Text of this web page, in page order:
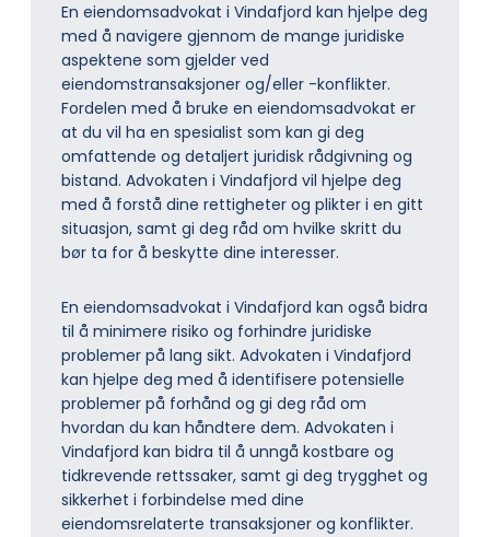
En eiendomsadvokat i Vindafjord kan hjelpe deg
med å navigere gjennom de mange juridiske
aspektene som gjelder ved
eiendomstransaksjoner og/eller -konflikter.
Fordelen med å bruke en eiendomsadvokat er
at du vil ha en spesialist som kan gi deg
omfattende og detaljert juridisk rådgivning og
bistand. Advokaten i Vindafjord vil hjelpe deg
med å forstå dine rettigheter og plikter i en gitt
situasjon, samt gi deg råd om hvilke skritt du
bør ta for å beskytte dine interesser.
En eiendomsadvokat i Vindafjord kan også bidra
til å minimere risiko og forhindre juridiske
problemer på lang sikt. Advokaten i Vindafjord
kan hjelpe deg med å identifisere potensielle
problemer på forhånd og gi deg råd om
hvordan du kan håndtere dem. Advokaten i
Vindafjord kan bidra til å unngå kostbare og
tidkrevende rettssaker, samt gi deg trygghet og
sikkerhet i forbindelse med dine
eiendomsrelaterte transaksjoner og konflikter.